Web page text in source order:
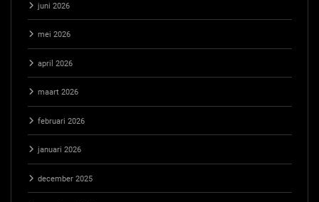
juni 2026
mei 2026
april 2026
maart 2026
februari 2026
januari 2026
december 2025